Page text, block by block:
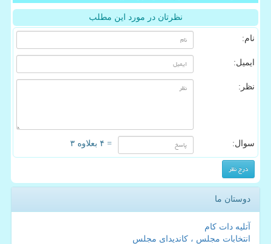
نظرتان در مورد این مطلب
نام:
ایمیل:
نظر:
سوال: = ۴ بعلاوه ۳
دوستان ما
آتلیه دات کام
انتخابات مجلس ، کاندیدای مجلس